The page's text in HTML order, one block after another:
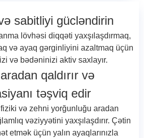
sabitliyi gücləndirin
lövhəsi diqqəti yaxşılaşdırmaq,
və ayaq gərginliyini azaltmaq üçün
və bədəninizi aktiv saxlayır.
qaldırır və
təşviq edir
və zehni yorğunluğu aradan
vəziyyətini yaxşılaşdırır. Çətin
etmək üçün yalın ayaqlarınızla